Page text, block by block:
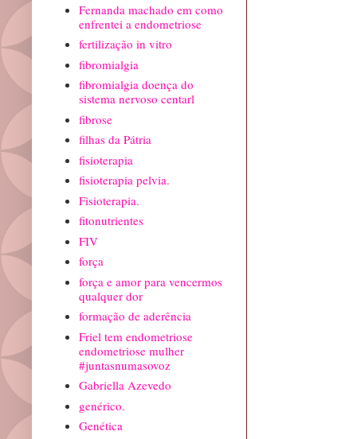
Fernanda machado em como
enfrentei a endometriose
fertilização in vitro
fibromialgia
fibromialgia doença do
sistema nervoso centarl
fibrose
filhas da Pátria
fisioterapia
fisioterapia pelvia.
Fisioterapia.
fitonutrientes
FIV
força
força e amor para vencermos
qualquer dor
formação de aderência
Friel tem endometriose
endometriose mulher
#juntasnumasovoz
Gabriella Azevedo
genérico.
Genética